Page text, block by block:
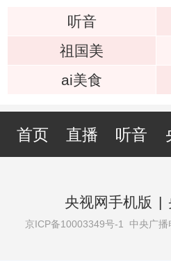
听音
祖国美
ai美食
首页 直播 听音
央视网手机版 |
京ICP备10003349号-1 中央广